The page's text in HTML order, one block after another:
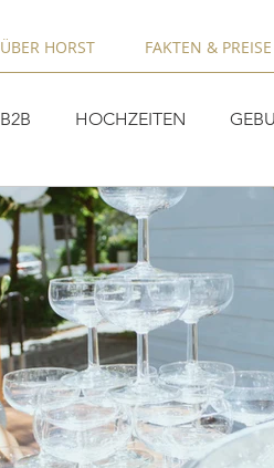
ÜBER HORST FAKTEN & PREISE
B2B HOCHZEITEN